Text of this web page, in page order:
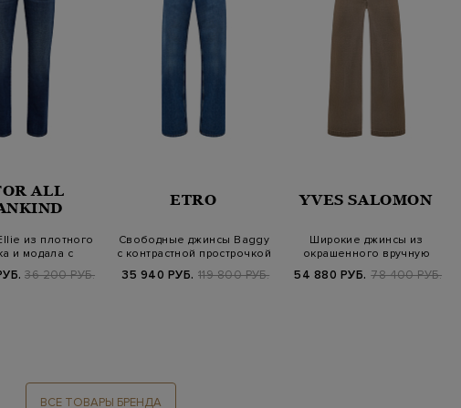
ALL
из плотного
и модала с
36 200 РУБ.
ETRO
Свободные джинсы Baggy
с контрастной прострочкой
35 940 РУБ. 119 800 РУБ.
YVES SALOMON
Широкие джинсы из
окрашенного вручную
54 880 РУБ. 78 400 РУБ.
ВСЕ ТОВАРЫ БРЕНДА